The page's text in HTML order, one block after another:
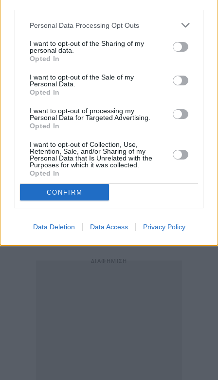
Personal Data Processing Opt Outs
I want to opt-out of the Sharing of my
personal data.
Opted In
I want to opt-out of the Sale of my
Personal Data.
Opted In
I want to opt-out of processing my
Personal Data for Targeted Advertising.
Opted In
I want to opt-out of Collection, Use,
Retention, Sale, and/or Sharing of my
Personal Data that Is Unrelated with the
Purposes for which it was collected.
Opted In
CONFIRM
Data Deletion Data Access Privacy Policy
εργαζομένους και τους μετόχους μας."
Ο CEO της Optima bank κ. Δημήτρης Κυπαρίσσης
ανακοινώνουμε τα οικονομικά αποτελέσματα της
τράπεζάς μας για το 2023. Είμαστε υπερήφανοι για
την εμπειρία που παρέχουμε στους πελάτες μας, η
οποία βασίζεται στην ποιότητα εξυπηρέτησης, στην
οδήγησαν στα σημερινά εντυπωσιακά αποτελέσματα.
Η επιτυχία μας είναι απόρροια σκληρής δουλειάς
όλων των ανθρώπων της τράπεζάς μας και τους
ευχαριστώ θερμά για αυτό. Υποσχόμαστε ότι θα
συνεχίσουμε με το ίδιο πάθος, τον επαγγελματισμό